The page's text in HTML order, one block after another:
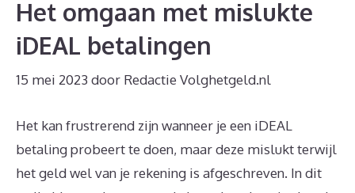
Het omgaan met mislukte
iDEAL betalingen
15 mei 2023 door Redactie Volghetgeld.nl
Het kan frustrerend zijn wanneer je een iDEAL
betaling probeert te doen, maar deze mislukt terwijl
het geld wel van je rekening is afgeschreven. In dit